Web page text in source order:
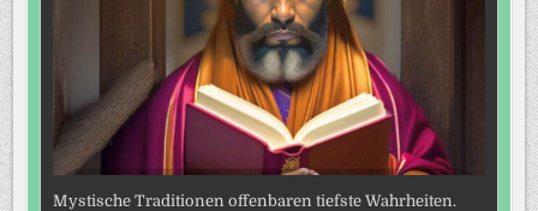
Mystische Traditionen offenbaren tiefste Wahrheiten.